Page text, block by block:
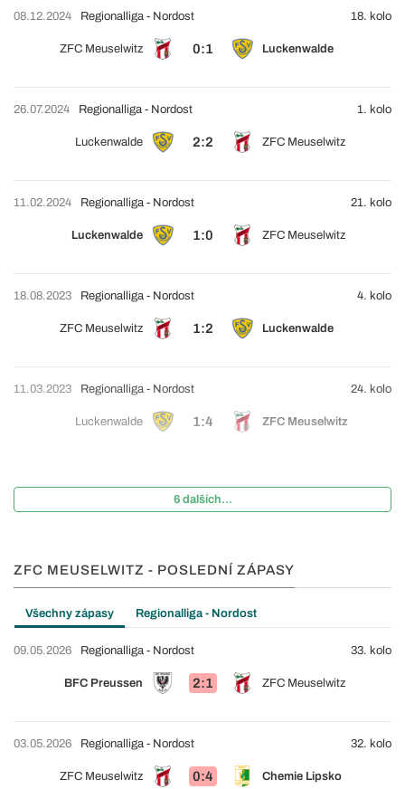
08.12.2024
ZFC Meuselwitz 0:1 Luckenwalde
Regionalliga - Nordost 18. kolo
26.07.2024
Luckenwalde 2:2 ZFC Meuselwitz
Regionalliga - Nordost 1. kolo
11.02.2024
Luckenwalde 1:0 ZFC Meuselwitz
Regionalliga - Nordost 21. kolo
18.08.2023
ZFC Meuselwitz 1:2 Luckenwalde
Regionalliga - Nordost 4. kolo
11.03.2023
Luckenwalde 1:4 ZFC Meuselwitz
Regionalliga - Nordost 24. kolo
6 dalších...
ZFC MEUSELWITZ - POSLEDNÍ ZÁPASY
Všechny zápasy Regionalliga - Nordost
09.05.2026
BFC Preussen 2:1 ZFC Meuselwitz
Regionalliga - Nordost 33. kolo
03.05.2026
ZFC Meuselwitz 0:4 Chemie Lipsko
Regionalliga - Nordost 32. kolo